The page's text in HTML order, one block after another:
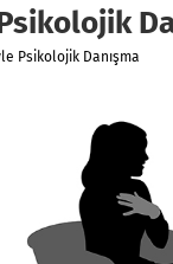
Psikolojik Danışma